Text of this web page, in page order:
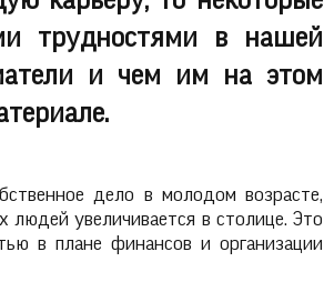
трудностями в нашей
и чем им на этом
дело в молодом возрасте,
людей увеличивается в столице. Это
в плане финансов и организации